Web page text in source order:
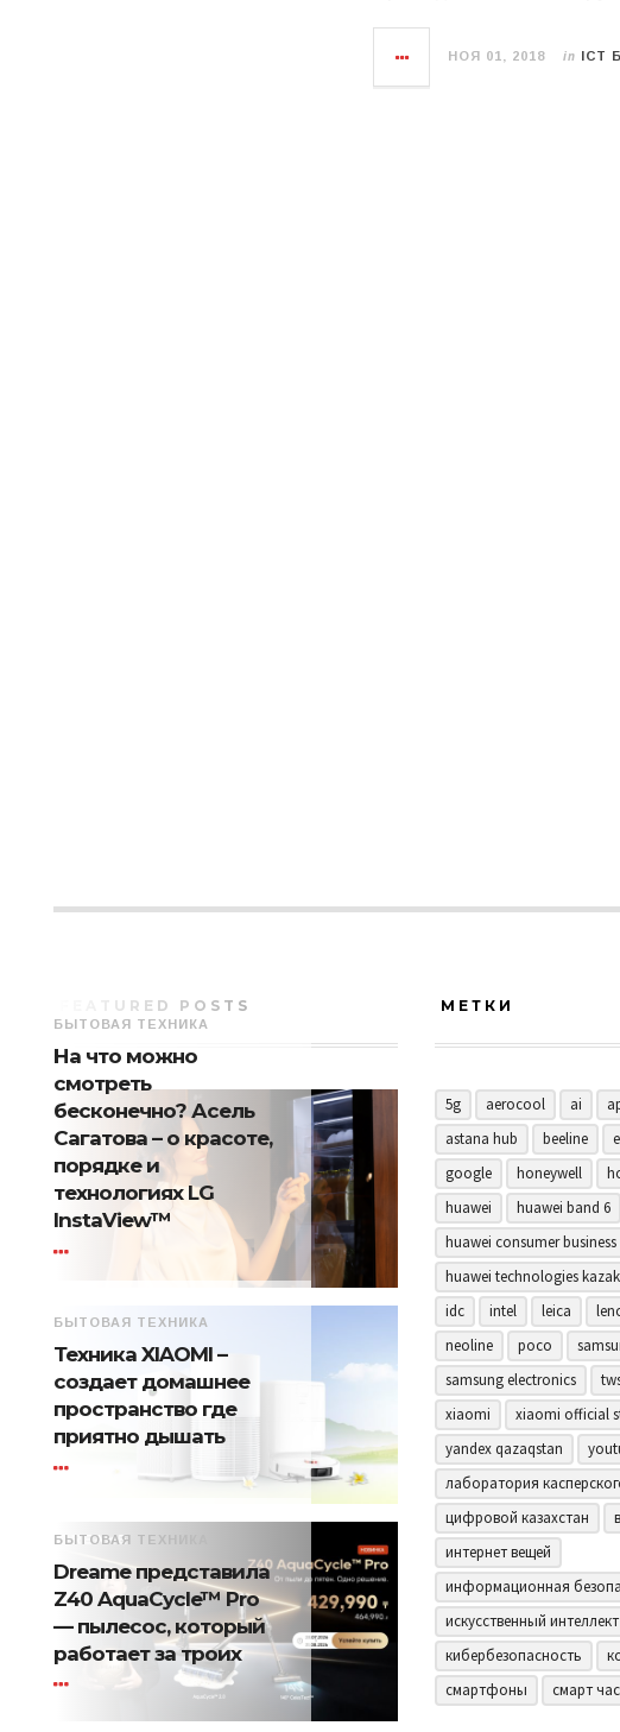
НОЯ 01, 2018 in ICT
FEATURED POSTS
БЫТОВАЯ ТЕХНИКА
На что можно
смотреть
бесконечно? Асель
Сагатова – о красоте,
порядке и
технологиях LG
InstaView™
БЫТОВАЯ ТЕХНИКА
Техника XIAOMI –
создает домашнее
пространство где
приятно дышать
БЫТОВАЯ ТЕХНИКА
Dreame представила
Z40 AquaCycle™ Pro
— пылесос, который
работает за троих
МЕТКИ
5g aerocool ai
astana hub
beeline
google
honeywell
huawei
huawei band 6
huawei consumer
huawei technologies
idc
intel leica
neoline
poco
samsung electronics
xiaomi
xiaomi official
yandex qazaqstan
лаборатория
цифровой казахстан
интернет вещей
информационная
искусственный интеллект
кибербезопасность
смартфоны
смарт